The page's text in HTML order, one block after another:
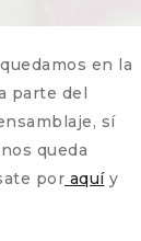
en la
parte del
sí
queda
por aquíy